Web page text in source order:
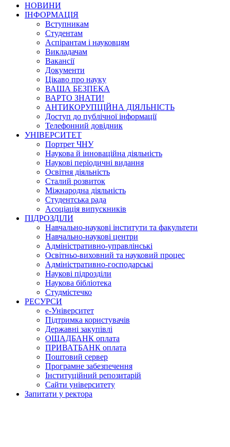
НОВИНИ
ІНФОРМАЦІЯ
Вступникам
Студентам
Аспірантам і науковцям
Викладачам
Вакансії
Документи
Цікаво про науку
ВАША БЕЗПЕКА
ВАРТО ЗНАТИ!
АНТИКОРУПЦІЙНА ДІЯЛЬНІСТЬ
Доступ до публічної інформації
Телефонний довідник
УНІВЕРСИТЕТ
Портрет ЧНУ
Наукова й інноваційна діяльність
Наукові періодичні видання
Освітня діяльність
Сталий розвиток
Міжнародна діяльність
Студентська рада
Асоціація випускників
ПІДРОЗДІЛИ
Навчально-наукові інститути та факультети
Навчально-наукові центри
Адміністративно-управлінські
Освітньо-виховний та науковий процес
Адміністративно-господарські
Наукові підрозділи
Наукова бібліотека
Студмістечко
РЕСУРСИ
е-Університет
Підтримка користувачів
Державні закупівлі
ОЩАДБАНК оплата
ПРИВАТБАНК оплата
Поштовий сервер
Програмне забезпечення
Інституційний репозитарій
Сайти університету
Запитати у ректора